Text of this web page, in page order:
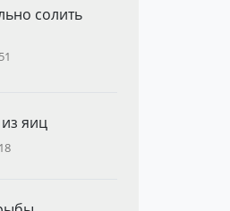
солить
яиц